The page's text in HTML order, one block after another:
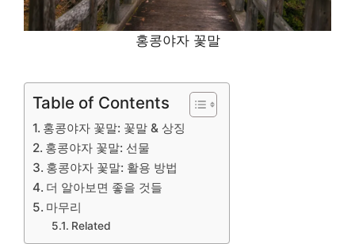
홍콩야자 꽃말
Table of Contents
홍콩야자 꽃말: 꽃말 & 상징
홍콩야자 꽃말: 선물
홍콩야자 꽃말: 활용 방법
더 알아보면 좋을 것들
마무리
Related